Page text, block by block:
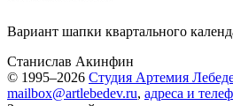
Вариант шапки квартального
Станислав Акинфин
© 1995–2026 Студия Артемия
mailbox@artlebedev.ru, адреса и